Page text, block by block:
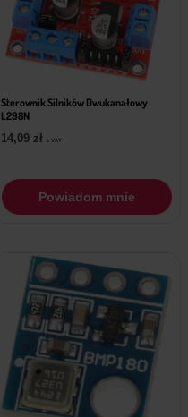
Sterownik Silników Dwukanałowy
L298N
14,09 zł z VAT
Powiadom mnie